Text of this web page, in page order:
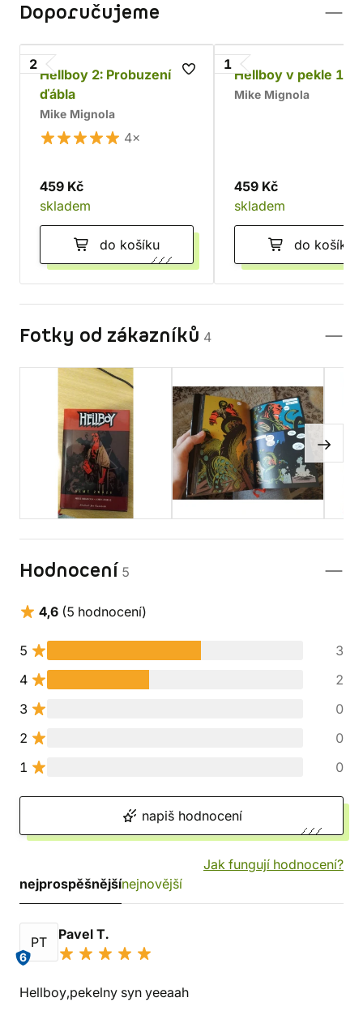
Doporučujeme
2
Hellboy 2: Probuzení
ďábla
Mike Mignola
4×
459 Kč
skladem
do košíku
1
Hellboy v pekle 1:
Mike Mignola
459 Kč
skladem
do košíku
Fotky od zákazníků 4
Hodnocení 5
4,6 (5 hodnocení)
5
3
4
2
3
0
2
0
1
0
napiš hodnocení
Jak fungují hodnocení?
nejprospěšnějšínejnovější
PT
6
Pavel T.
Hellboy,pekelny syn yeeaah